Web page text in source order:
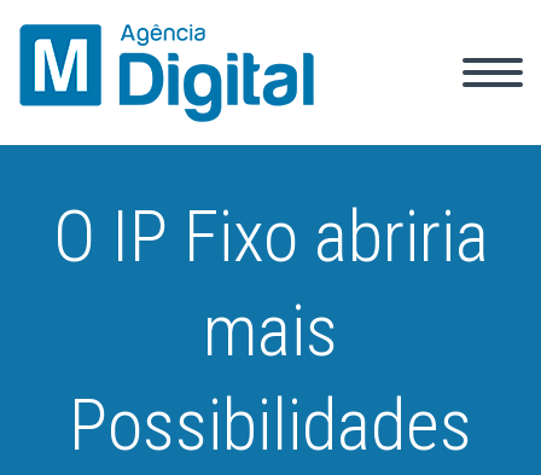
O IP Fixo abriria
mais
Possibilidades